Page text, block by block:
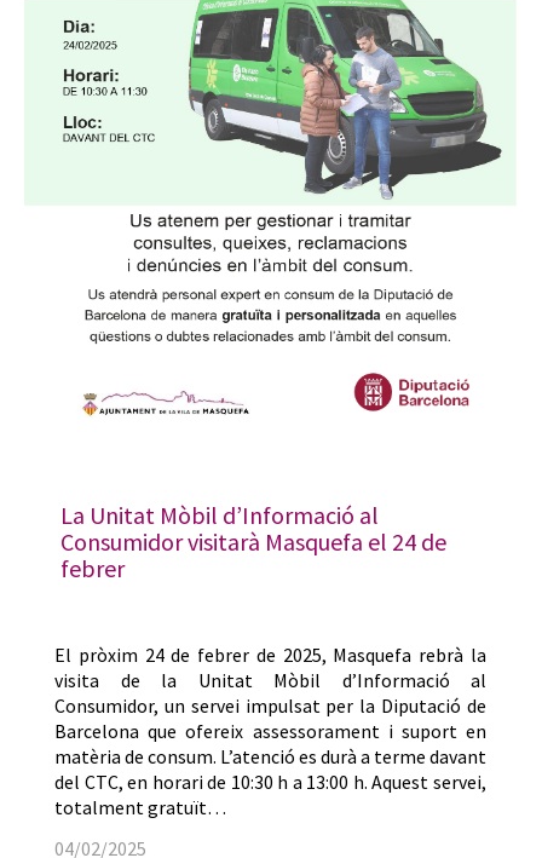
La Unitat Mòbil d’Informació al
Consumidor visitarà Masquefa el 24 de
febrer
El pròxim 24 de febrer de 2025, Masquefa rebrà la
visita de la Unitat Mòbil d’Informació al
Consumidor, un servei impulsat per la Diputació de
Barcelona que ofereix assessorament i suport en
matèria de consum. L’atenció es durà a terme davant
del CTC, en horari de 10:30 h a 13:00 h. Aquest servei,
totalment gratuït…
04/02/2025